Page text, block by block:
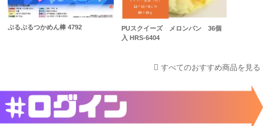
ぷるぷるつかめん棒 4792
PUスクイーズ メロンパン 36個
入 HRS-6404
すべてのおすすめ商品を見る